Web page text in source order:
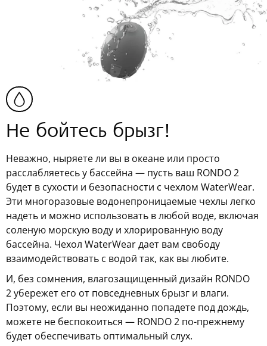
Не бойтесь брызг!
Неважно, ныряете ли вы в океане или просто
расслабляетесь у бассейна — пусть ваш RONDO 2
будет в сухости и безопасности с чехлом WaterWear.
Эти многоразовые водонепроницаемые чехлы легко
надеть и можно использовать в любой воде, включая
соленую морскую воду и хлорированную воду
бассейна. Чехол WaterWear дает вам свободу
взаимодействовать с водой так, как вы любите.
И, без сомнения, влагозащищенный дизайн RONDO
2 убережет его от повседневных брызг и влаги.
Поэтому, если вы неожиданно попадете под дождь,
можете не беспокоиться — RONDO 2 по-прежнему
будет обеспечивать оптимальный слух.